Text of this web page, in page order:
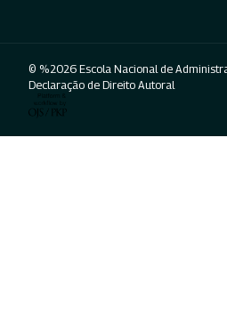
© %2026 Escola Nacional de
Declaração de Direito Autoral